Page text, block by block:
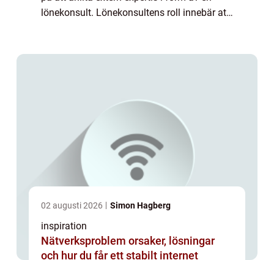
lönekonsult. Lönekonsultens roll innebär att
02 augusti 2026 Simon Hagberg
inspiration
Nätverksproblem orsaker, lösningar
och hur du får ett stabilt internet